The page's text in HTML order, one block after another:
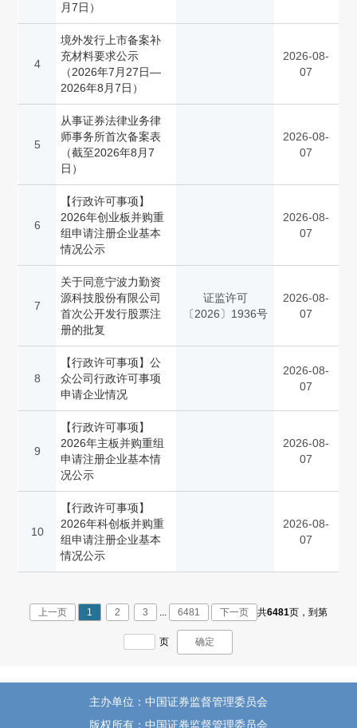
月7日）
4
境外发行上市备案补
充材料要求公示
（2026年7月27日—
2026年8月7日）
2026-08-
07
5
从事证券法律业务律
师事务所首次备案表
（截至2026年8月7
日）
2026-08-
07
6
【行政许可事项】
2026年创业板并购重
组申请注册企业基本
情况公示
2026-08-
07
7
关于同意宁波力勤资
源科技股份有限公司
首次公开发行股票注
册的批复
证监许可
〔2026〕1936号
2026-08-
07
8
【行政许可事项】公
众公司行政许可事项
申请企业情况
2026-08-
07
9
【行政许可事项】
2026年主板并购重组
申请注册企业基本情
况公示
2026-08-
07
10
【行政许可事项】
2026年科创板并购重
组申请注册企业基本
情况公示
2026-08-
07
上一页 1 2 3 ... 6481 下一页 共6481页， 到第
页 确定
主办单位：中国证券监督管理委员会
版权所有：中国证券监督管理委员会